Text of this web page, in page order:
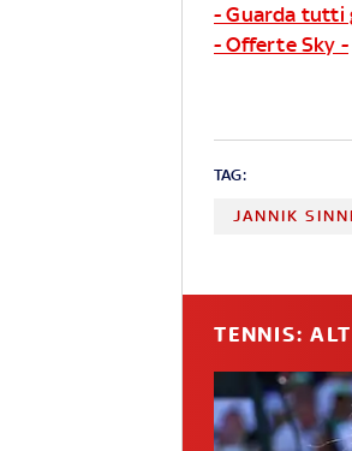
- Guarda tutti
- Offerte Sky -
TAG:
JANNIK
TENNIS: